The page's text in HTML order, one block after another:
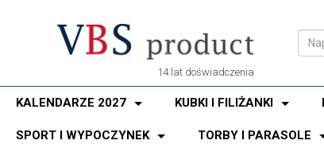
14 lat doświadczenia
KALENDARZE 2027 KUBKI I FILIŻANKI
SPORT I WYPOCZYNEK TORBY I PARASOLE